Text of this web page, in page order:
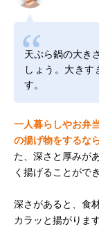
天ぷら鍋の大き
しょう。大きす
す。
一人暮らしやお弁
の揚げ物をするな
た、深さと厚みが
く揚げることがで
深さがあると、食
カラッと揚がりま